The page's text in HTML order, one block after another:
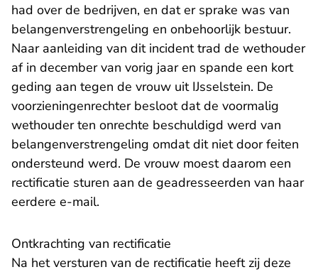
had over de bedrijven, en dat er sprake was van
belangenverstrengeling en onbehoorlijk bestuur.
Naar aanleiding van dit incident trad de wethouder
af in december van vorig jaar en spande een kort
geding aan tegen de vrouw uit IJsselstein. De
voorzieningenrechter besloot dat de voormalig
wethouder ten onrechte beschuldigd werd van
belangenverstrengeling omdat dit niet door feiten
ondersteund werd. De vrouw moest daarom een
rectificatie sturen aan de geadresseerden van haar
eerdere e-mail.
Ontkrachting van rectificatie
Na het versturen van de rectificatie heeft zij deze